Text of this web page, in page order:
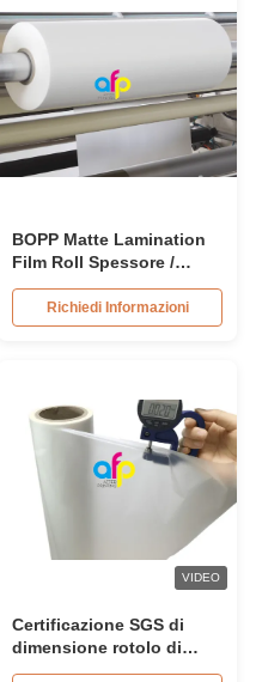
BOPP Matte Lamination
Film Roll Spessore /
Dimensioni personalizzati
Semi trasparente
Richiedi Informazioni
VIDEO
Certificazione SGS di
dimensione rotolo di
pellicola opaca per